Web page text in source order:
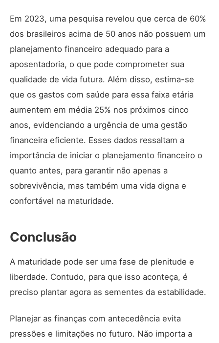
Em 2023, uma pesquisa revelou que cerca de 60%
dos brasileiros acima de 50 anos não possuem um
planejamento financeiro adequado para a
aposentadoria, o que pode comprometer sua
qualidade de vida futura. Além disso, estima-se
que os gastos com saúde para essa faixa etária
aumentem em média 25% nos próximos cinco
anos, evidenciando a urgência de uma gestão
financeira eficiente. Esses dados ressaltam a
importância de iniciar o planejamento financeiro o
quanto antes, para garantir não apenas a
sobrevivência, mas também uma vida digna e
confortável na maturidade.
Conclusão
A maturidade pode ser uma fase de plenitude e
liberdade. Contudo, para que isso aconteça, é
preciso plantar agora as sementes da estabilidade.
Planejar as finanças com antecedência evita
pressões e limitações no futuro. Não importa a